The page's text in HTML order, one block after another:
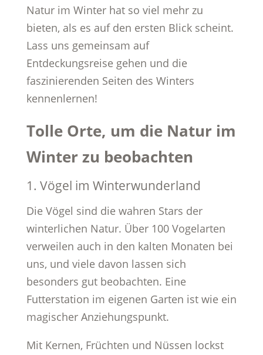
Natur im Winter hat so viel mehr zu
bieten, als es auf den ersten Blick scheint.
Lass uns gemeinsam auf
Entdeckungsreise gehen und die
faszinierenden Seiten des Winters
kennenlernen!
Tolle Orte, um die Natur im
Winter zu beobachten
1. Vögel im Winterwunderland
Die Vögel sind die wahren Stars der
winterlichen Natur. Über 100 Vogelarten
verweilen auch in den kalten Monaten bei
uns, und viele davon lassen sich
besonders gut beobachten. Eine
Futterstation im eigenen Garten ist wie ein
magischer Anziehungspunkt.
Mit Kernen, Früchten und Nüssen lockst